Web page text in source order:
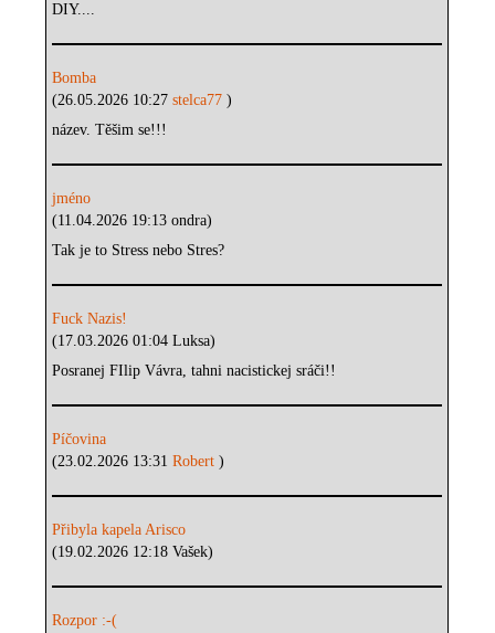
DIY....
Bomba
(26.05.2026 10:27stelca77)
název. Těšim se!!!
jméno
(11.04.2026 19:13 ondra)
Tak je to Stress nebo Stres?
Fuck Nazis!
(17.03.2026 01:04 Luksa)
Posranej FIlip Vávra, tahni nacistickej sráči!!
Píčovina
(23.02.2026 13:31Robert)
Přibyla kapela Arisco
(19.02.2026 12:18 Vašek)
Rozpor :-(